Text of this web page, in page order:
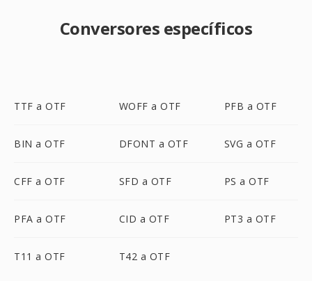
Conversores específicos
TTF a OTF WOFF a OTF PFB a OTF
BIN a OTF DFONT a OTF SVG a OTF
CFF a OTF SFD a OTF PS a OTF
PFA a OTF CID a OTF PT3 a OTF
T11 a OTF T42 a OTF